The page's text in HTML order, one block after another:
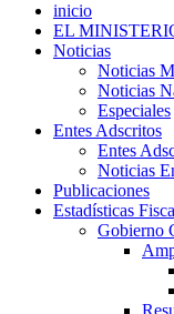
inicio
EL
Noticias
Noticias
Noticias
Especiales
Entes Adscritos
Entes
Noticias
Publicaciones
Estadísticas
Gobierno